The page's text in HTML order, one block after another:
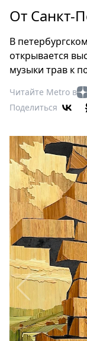
Еда
Мода
Театр
Кино
О
Metro
2026
От Санкт-
В
открывается
музыки трав к
Читайте Metro в
Поделиться